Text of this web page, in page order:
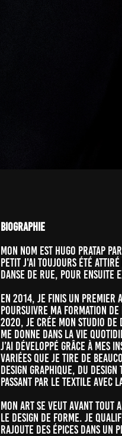
Biographie
Mon nom est Hugo Pratap
petit j'ai toujours été attiré
danse de rue, pour ensuite
En 2014, je finis un premier
poursuivre ma formation de
2020, Je crée mon studio de
me donne dans la vie
j’ai développé grâce à mes
variées que je tire de
design graphique, du
passant par le textile avec
Mon art se veut avant tout
le design de forme. Je
rajoute des épices dans un